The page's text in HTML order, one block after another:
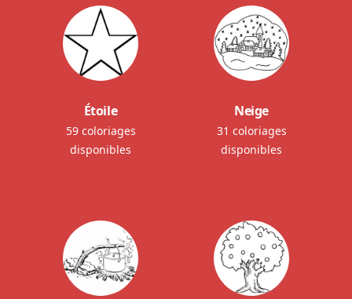
Étoile
59 coloriages
disponibles
Neige
31 coloriages
disponibles